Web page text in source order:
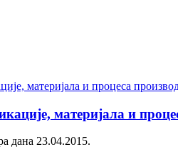
материјала и
дана 23.04.2015.